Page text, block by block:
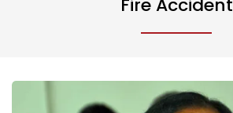
Fire Accident